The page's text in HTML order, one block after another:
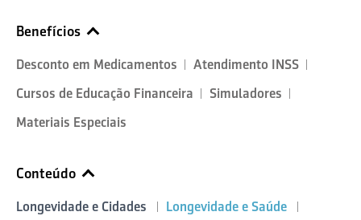
Benefícios
Desconto em Medicamentos
Atendimento INSS
Cursos de Educação Financeira
Simuladores
Materiais Especiais
Conteúdo
Longevidade e Cidades Longevidade e Saúde